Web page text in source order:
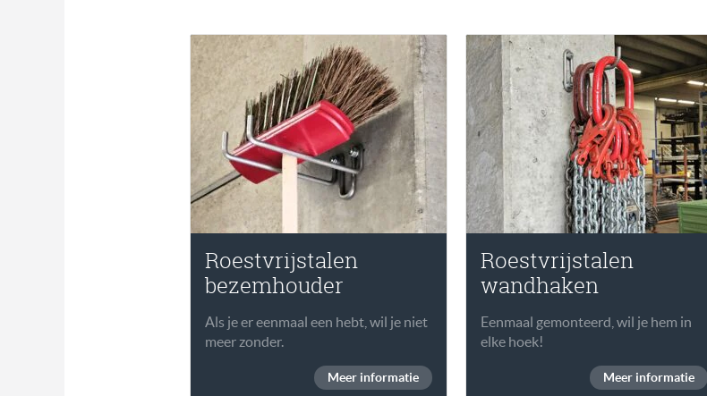
Roestvrijstalen
bezemhouder
Als je er eenmaal een hebt, wil je niet
meer zonder.
Meer informatie
Roestvrijstalen
wandhaken
Eenmaal gemonteerd, wil je hem in
elke hoek!
Meer informatie